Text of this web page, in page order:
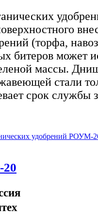
(торфа,
битеров может
массы.
стали
срок службы